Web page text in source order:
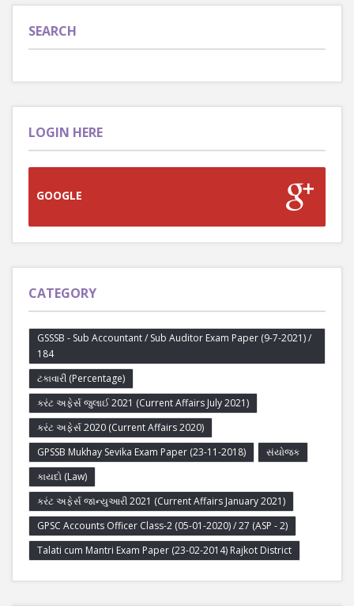
SEARCH
LOGIN HERE
GOOGLE
CATEGORY
GSSSB - Sub Accountant / Sub Auditor Exam Paper (9-7-2021) /
184
ટકાવારી (Percentage)
કરંટ અફેર્સ જુલાઈ 2021 (Current Affairs July 2021)
કરંટ અફેર્સ 2020 (Current Affairs 2020)
GPSSB Mukhay Sevika Exam Paper (23-11-2018)
સંયોજક
કાયદો (Law)
કરંટ અફેર્સ જાન્યુઆરી 2021 (Current Affairs January 2021)
GPSC Accounts Officer Class-2 (05-01-2020) / 27 (ASP - 2)
Talati cum Mantri Exam Paper (23-02-2014) Rajkot District